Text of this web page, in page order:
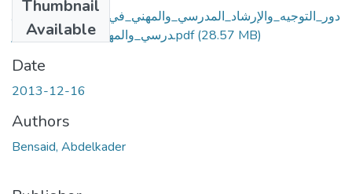
Thumbnail
Available
دور_التوجيه_والإرشاد_المدرسي_والمهني_في_بناء_المشروع_الم
درسي_والمهني_من_وجهة_نظر.pdf(28.57 MB)
Date
2013-12-16
Authors
Bensaid, Abdelkader